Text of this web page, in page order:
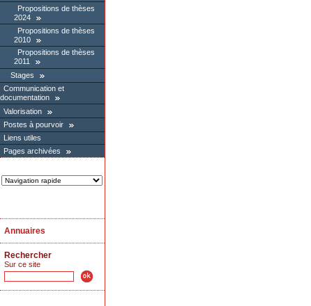
Propositions de thèses
2024
Propositions de thèses
2010
Propositions de thèses
2011
Stages
Communication et
documentation
Valorisation
Postes à pourvoir
Liens utiles
Pages archivées
Annuaires
Rechercher
Sur ce site